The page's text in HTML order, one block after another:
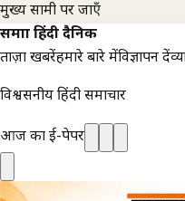
मुख्य सामग्री पर जाएँ
समाज्ञा हिंदी दैनिक
ताज़ा खबरेंहमारे बारे मेंविज्ञापन दें
विश्वसनीय हिंदी समाचार
आज का ई-पेपर